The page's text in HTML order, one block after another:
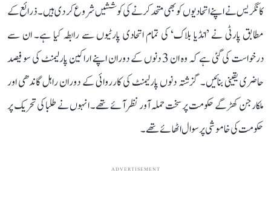
کانگریس نے اپنے اتحادیوں کو بھی متحد کرنے کی کوششیں شروع کر دی ہیں۔ ذرائع کے
مطابق پارٹی نے ’انڈیا بلاک‘ کی تمام اتحادی پارٹیوں سے رابطہ کیا ہے۔ ان سے
درخواست کی گئی ہے کہ وہ ان 3 دنوں کے دوران اپنے اراکین پارلیمنٹ کی سو فیصد
حاضری یقینی بنائیں۔ گزشتہ دنوں پارلیمنٹ کی کارروائی کے دوران راہل گاندھی اور
ملکارجن کھڑگے حکومت پر سخت حملہ آور نظر آئے تھے۔ انہوں نے طلبا کی تحریک پر
حکومت کی خاموشی پر سوال اٹھائے تھے۔
ADVERTISEMENT